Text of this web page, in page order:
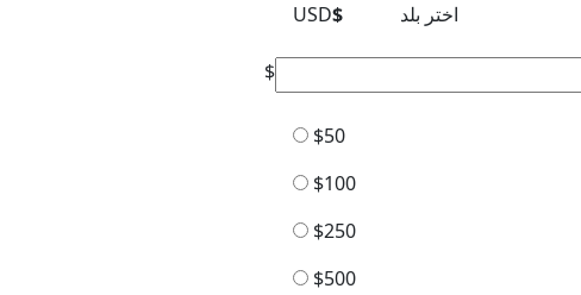
USD$ اختر بلد
$
$50
$100
$250
$500